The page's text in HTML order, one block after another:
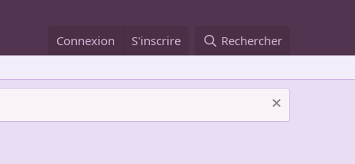
Connexion S'inscrire Rechercher